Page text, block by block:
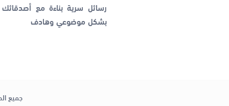
رسائل سرية بناءة مع
بشكل موضوعي وهادف
جميع